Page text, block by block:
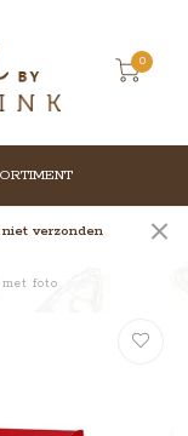
0
verzonden
foto